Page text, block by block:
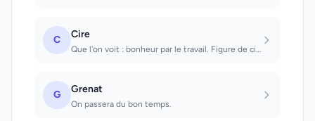
C Cire
Que l'on voit : bonheur par le travail. Figure de cire : une frayeur se dissiper...
G Grenat
On passera du bon temps.